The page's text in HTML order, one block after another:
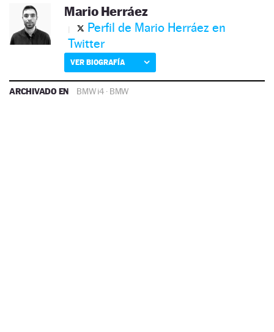
Mario Herráez
Perfil de Mario Herráez en
Twitter
VER BIOGRAFÍA
ARCHIVADO EN BMW i4 · BMW